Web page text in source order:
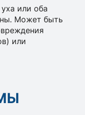
или оба
Может быть
или